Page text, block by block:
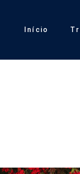
Início